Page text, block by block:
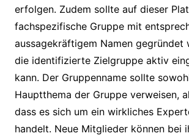
erfolgen. Zudem sollte auf dieser
fachspezifische Gruppe mit
aussagekräftigem Namen gegründet
die identifizierte Zielgruppe aktiv
kann. Der Gruppenname sollte
Hauptthema der Gruppe verweisen,
dass es sich um ein wirkliches
handelt. Neue Mitglieder können bei